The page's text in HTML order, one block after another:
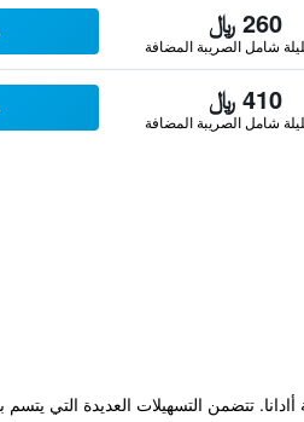
260 ﷼
شامل الصريبة المضافة
410 ﷼
شامل الصريبة المضافة
مدينة أادانا. تتضمن التسهيلات العديدة التي